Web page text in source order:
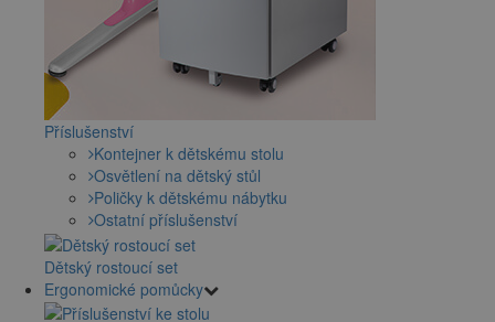
Příslušenství
Kontejner k dětskému stolu
Osvětlení na dětský stůl
Poličky k dětskému nábytku
Ostatní příslušenství
Dětský rostoucí set
Ergonomické pomůcky